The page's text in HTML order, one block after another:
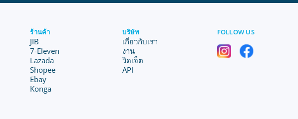
ร้านค้า
JIB
7-Eleven
Lazada
Shopee
Ebay
Konga
บริษัท
เกี่ยวกับเรา
งาน
วิดเจ็ต
API
FOLLOW US